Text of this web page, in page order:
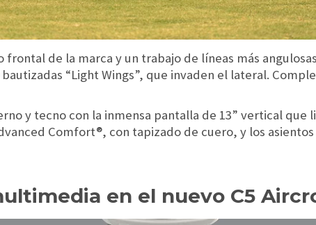
frontal de la marca y un trabajo de líneas más
“Light Wings”, que invaden el lateral.
y tecno con la inmensa pantalla de 13” vertical que
Comfort®, con tapizado de cuero, y los
en el nuevo C5